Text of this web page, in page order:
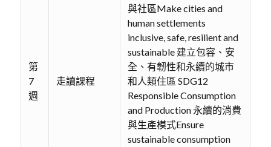
第
7
週
走讀課程
與社區Make cities and
human settlements
inclusive, safe, resilient and
sustainable 建立包容、安
全、有韌性和永續的城市
和人類住區 SDG12
Responsible Consumption
and Production 永續的消費
與生產模式Ensure
sustainable consumption